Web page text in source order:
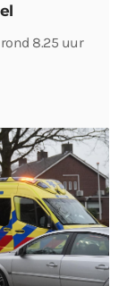
8.25 uur